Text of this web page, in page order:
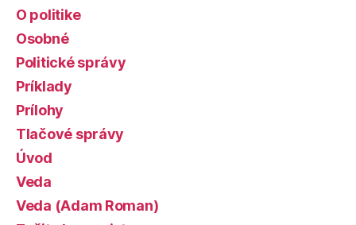
O politike
Osobné
Politické správy
Príklady
Prílohy
Tlačové správy
Úvod
Veda
Veda (Adam Roman)